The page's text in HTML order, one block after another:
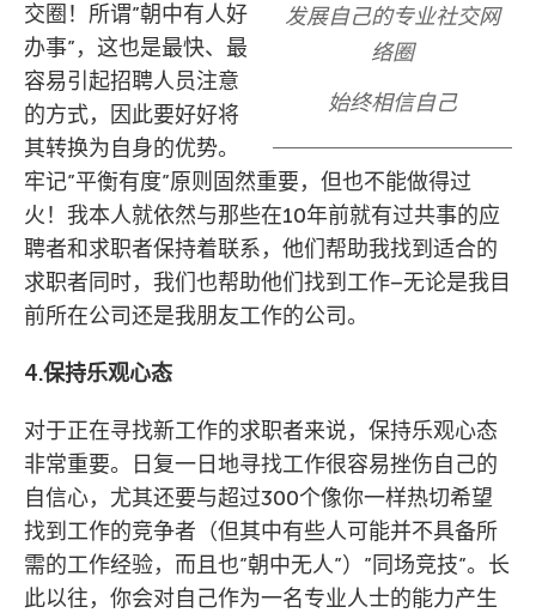
发展自己的专业社交网
络圈
始终相信自己
交圈！所谓”朝中有人好
办事”，这也是最快、最
容易引起招聘人员注意
的方式，因此要好好将
其转换为自身的优势。
牢记”平衡有度”原则固然重要，但也不能做得过
火！我本人就依然与那些在10年前就有过共事的应
聘者和求职者保持着联系，他们帮助我找到适合的
求职者同时，我们也帮助他们找到工作–无论是我目
前所在公司还是我朋友工作的公司。
4.保持乐观心态
对于正在寻找新工作的求职者来说，保持乐观心态
非常重要。日复一日地寻找工作很容易挫伤自己的
自信心，尤其还要与超过300个像你一样热切希望
找到工作的竞争者（但其中有些人可能并不具备所
需的工作经验，而且也”朝中无人”）”同场竞技”。长
此以往，你会对自己作为一名专业人士的能力产生